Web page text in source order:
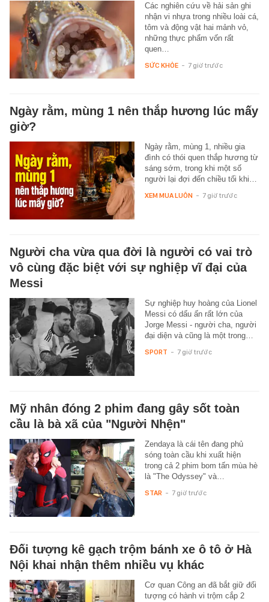
Các nghiên cứu về hải sản ghi
nhận vi nhựa trong nhiều loài cá,
tôm và động vật hai mảnh vỏ,
những thực phẩm vốn rất
quen…
SỨC KHỎE - 7 giờ trước
Ngày rằm, mùng 1 nên thắp hương lúc mấy
giờ?
Ngày rằm, mùng 1, nhiều gia
đình có thói quen thắp hương từ
sáng sớm, trong khi một số
người lại đợi đến chiều tối khi…
XEM MUA LUÔN - 7 giờ trước
Người cha vừa qua đời là người có vai trò
vô cùng đặc biệt với sự nghiệp vĩ đại của
Messi
Sự nghiệp huy hoàng của Lionel
Messi có dấu ấn rất lớn của
Jorge Messi - người cha, người
đại diện và cũng là một trong…
SPORT - 7 giờ trước
Mỹ nhân đóng 2 phim đang gây sốt toàn
cầu là bà xã của "Người Nhện"
Zendaya là cái tên đang phủ
sóng toàn cầu khi xuất hiện
trong cả 2 phim bom tấn mùa hè
là "The Odyssey" và…
STAR - 7 giờ trước
Đối tượng kê gạch trộm bánh xe ô tô ở Hà
Nội khai nhận thêm nhiều vụ khác
Cơ quan Công an đã bắt giữ đối
tượng có hành vi trộm cắp 2